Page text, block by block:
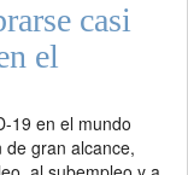
casi
el
19 en el mundo
de gran alcance,